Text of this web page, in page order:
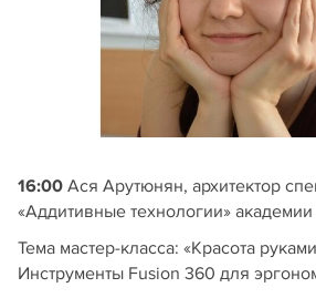
16:00 Ася Арутюнян, архитектор
«Аддитивные технологии»
Тема мастер-класса: «Красота
Инструменты Fusion 360 для